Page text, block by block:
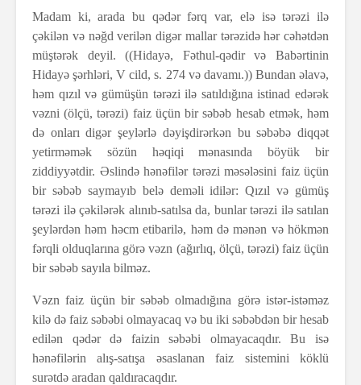
Madam ki, arada bu qədər fərq var, elə isə tərəzi ilə
çəkilən və nəğd verilən digər mallar tərəzidə hər cəhətdən
müştərək deyil. ((Hidayə, Fəthul-qədir və Babərtinin
Hidayə şərhləri, V cild, s. 274 və davamı.)) Bundan əlavə,
həm qızıl və gümüşün tərəzi ilə satıldığına istinad edərək
vəzni (ölçü, tərəzi) faiz üçün bir səbəb hesab etmək, həm
də onları digər şeylərlə dəyişdirərkən bu səbəbə diqqət
yetirməmək sözün həqiqi mənasında böyük bir
ziddiyyətdir. Əslində hənəfilər tərəzi məsələsini faiz üçün
bir səbəb saymayıb belə deməli idilər: Qızıl və gümüş
tərəzi ilə çəkilərək alınıb-satılsa da, bunlar tərəzi ilə satılan
şeylərdən həm həcm etibarilə, həm də mənən və hökmən
fərqli olduqlarına görə vəzn (ağırlıq, ölçü, tərəzi) faiz üçün
bir səbəb sayıla bilməz.
Vəzn faiz üçün bir səbəb olmadığına görə istər-istəməz
kilə də faiz səbəbi olmayacaq və bu iki səbəbdən bir hesab
edilən qədər də faizin səbəbi olmayacaqdır. Bu isə
hənəfilərin alış-satışa əsaslanan faiz sistemini köklü
surətdə aradan qaldıracaqdır.